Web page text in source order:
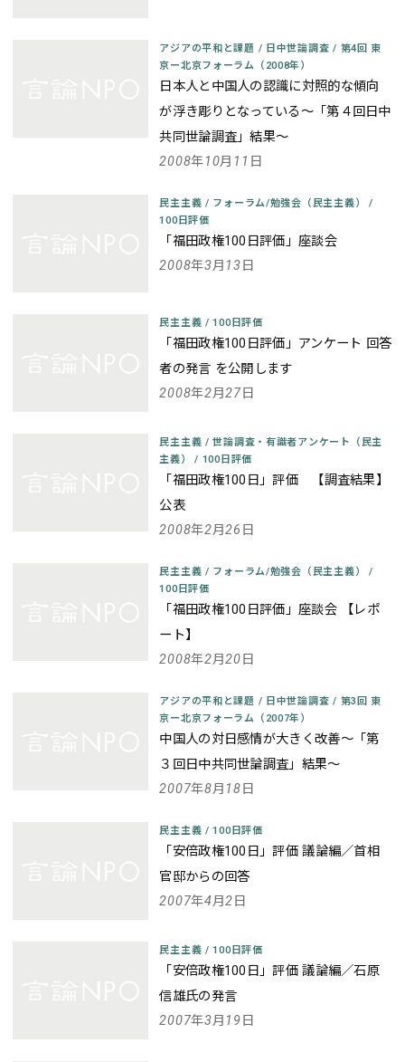
アジアの平和と課題 / 日中世論調査/ 第4回 東
京ー北京フォーラム（2008年）
日本人と中国人の認識に対照的な傾向
が浮き彫りとなっている～「第４回日中
共同世論調査」結果～
2008年10月11日
民主主義 / フォーラム/勉強会（民主主義） /
100日評価
「福田政権100日評価」座談会
2008年3月13日
民主主義 / 100日評価
「福田政権100日評価」アンケート 回答
者の発言 を公開します
2008年2月27日
民主主義 / 世論調査・有識者アンケート（民主
主義）/ 100日評価
「福田政権100日」評価 【調査結果】
公表
2008年2月26日
民主主義 / フォーラム/勉強会（民主主義） /
100日評価
「福田政権100日評価」座談会 【レポ
ート】
2008年2月20日
アジアの平和と課題 / 日中世論調査/ 第3回 東
京ー北京フォーラム（2007年）
中国人の対日感情が大きく改善～「第
３回日中共同世論調査」結果～
2007年8月18日
民主主義 / 100日評価
「安倍政権100日」評価 議論編／首相
官邸からの回答
2007年4月2日
民主主義 / 100日評価
「安倍政権100日」評価 議論編／石原
信雄氏の発言
2007年3月19日